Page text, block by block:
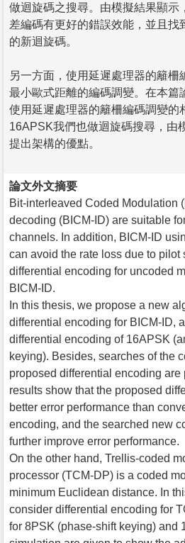
做迴旋碼之搜尋。由模擬結果顯示
差編碼有更好的錯誤效能，並且找
的新迴旋碼。
另一方面，使用延遲處理器的籬柵
最小歐式距離的編碼調變。在本篇
使用延遲處理器的籬柵編碼調變的
16APSK我們也做迴旋碼搜尋，由
提出架構的優點。
論文外文摘要
Bit-interleaved Coded Modulation
decoding (BICM-ID) are suitable
channels. In addition, BICM-ID
can avoid the rate loss due to pilot
differential encoding for uncoded
BICM-ID.
In this thesis, we propose a new
differential encoding for BICM-ID,
differential encoding of 16APSK
keying). Besides, searches of the
proposed differential encoding are
results show that the proposed
better error performance than
encoding, and the searched new
further improve error performance.
On the other hand, Trellis-coded
processor (TCM-DP) is a coded
minimum Euclidean distance. In
consider differential encoding for
for 8PSK (phase-shift keying) and